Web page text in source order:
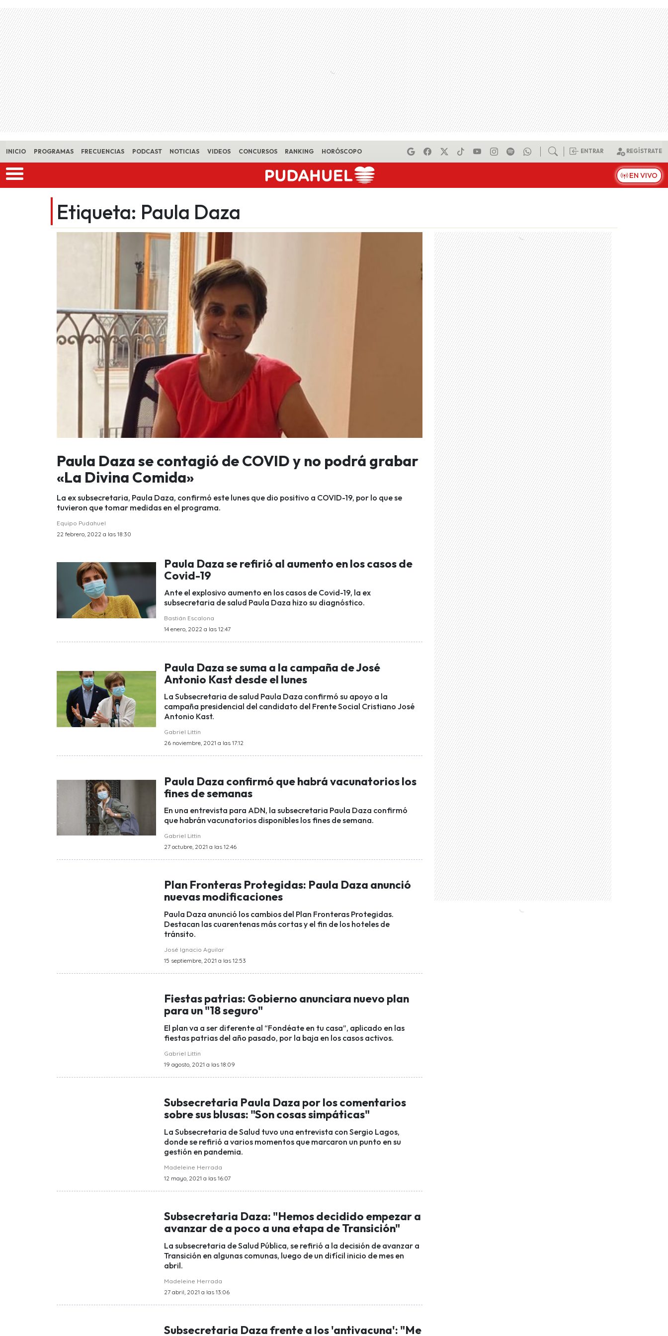
Skip to main content
INICIO PROGRAMAS FRECUENCIAS PODCAST NOTICIAS VIDEOS CONCURSOS RANKING HORÓSCOPO ENTRAR REGÍSTRATE
EN VIVO
Etiqueta: Paula Daza
Paula Daza se contagió de COVID y no podrá grabar
«La Divina Comida»
La ex subsecretaria, Paula Daza, confirmó este lunes que dio positivo a COVID-19, por lo que se
tuvieron que tomar medidas en el programa.
Equipo Pudahuel
22 febrero, 2022 a las 18:30
Paula Daza se refirió al aumento en los casos de
Covid-19
Ante el explosivo aumento en los casos de Covid-19, la ex
subsecretaria de salud Paula Daza hizo su diagnóstico.
Bastián Escalona
14 enero, 2022 a las 12:47
Paula Daza se suma a la campaña de José
Antonio Kast desde el lunes
La Subsecretaria de salud Paula Daza confirmó su apoyo a la
campaña presidencial del candidato del Frente Social Cristiano José
Antonio Kast.
Gabriel Littin
26 noviembre, 2021 a las 17:12
Paula Daza confirmó que habrá vacunatorios los
fines de semanas
En una entrevista para ADN, la subsecretaria Paula Daza confirmó
que habrán vacunatorios disponibles los fines de semana.
Gabriel Littin
27 octubre, 2021 a las 12:46
Plan Fronteras Protegidas: Paula Daza anunció
nuevas modificaciones
Paula Daza anunció los cambios del Plan Fronteras Protegidas.
Destacan las cuarentenas más cortas y el fin de los hoteles de
tránsito.
José Ignacio Aguilar
15 septiembre, 2021 a las 12:53
Fiestas patrias: Gobierno anunciara nuevo plan
para un "18 seguro"
El plan va a ser diferente al “Fondéate en tu casa”, aplicado en las
fiestas patrias del año pasado, por la baja en los casos activos.
Gabriel Littin
19 agosto, 2021 a las 18:09
Subsecretaria Paula Daza por los comentarios
sobre sus blusas: "Son cosas simpáticas"
La Subsecretaria de Salud tuvo una entrevista con Sergio Lagos,
donde se refirió a varios momentos que marcaron un punto en su
gestión en pandemia.
Madeleine Herrada
12 mayo, 2021 a las 16:07
Subsecretaria Daza: "Hemos decidido empezar a
avanzar de a poco a una etapa de Transición"
La subsecretaria de Salud Pública, se refirió a la decisión de avanzar a
Transición en algunas comunas, luego de un difícil inicio de mes en
abril.
Madeleine Herrada
27 abril, 2021 a las 13:06
Subsecretaria Daza frente a los 'antivacuna': "Me